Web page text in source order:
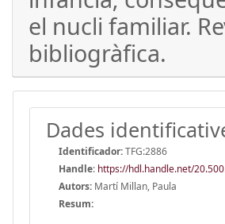
el nucli familiar.
bibliogràfica.
Dades
Identificador:TFG:2886
Handle: https://hdl.handle.net/
Autors: Martí Millan, Paula
Resum: